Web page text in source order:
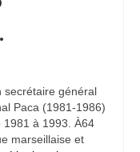
secrétaire général
Paca (1981-1986)
1981 à 1993. À64
marseillaise et